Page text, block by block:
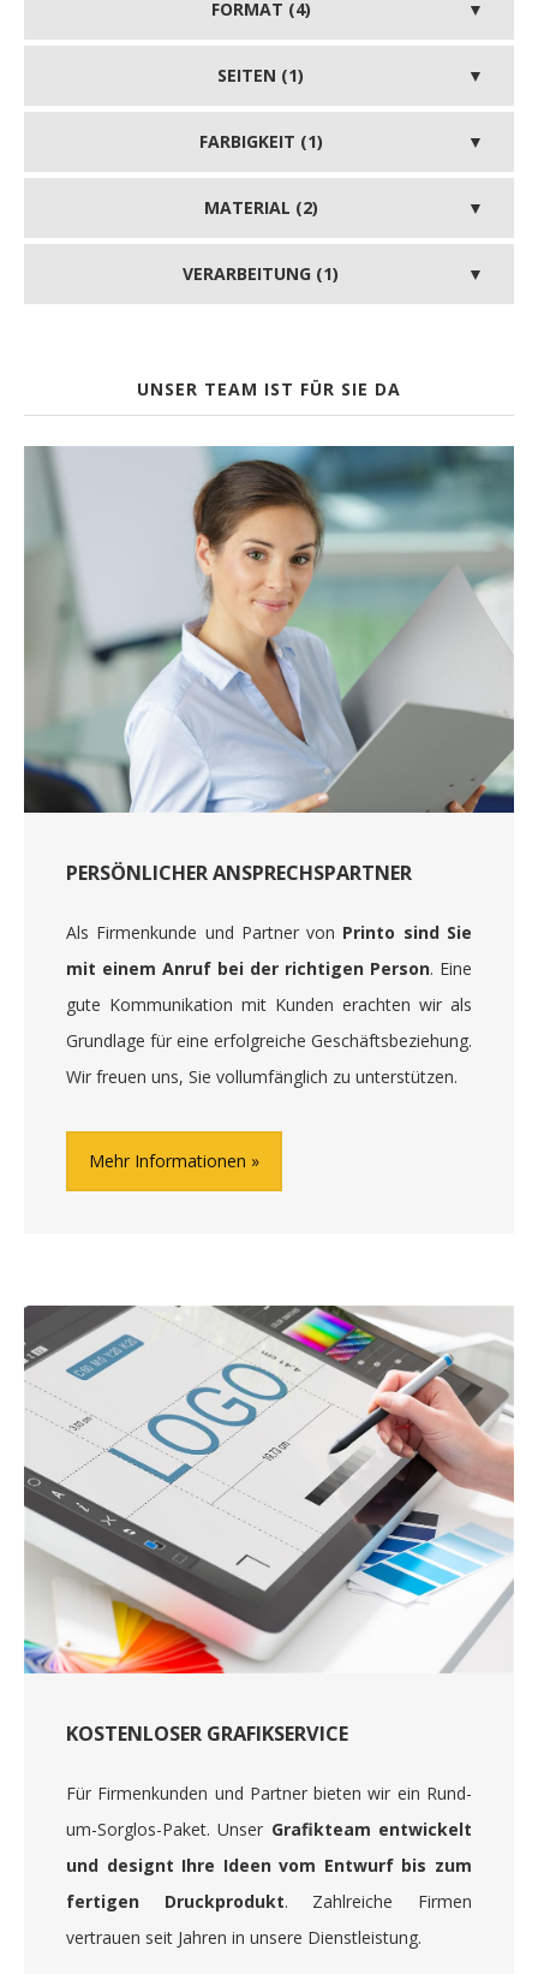
FORMAT (4)
SEITEN (1)
FARBIGKEIT (1)
MATERIAL (2)
VERARBEITUNG (1)
UNSER TEAM IST FÜR SIE DA
PERSÖNLICHER ANSPRECHSPARTNER
Als Firmenkunde und Partner von Printo sind Sie
mit einem Anruf bei der richtigen Person. Eine
gute Kommunikation mit Kunden erachten wir als
Grundlage für eine erfolgreiche Geschäftsbeziehung.
Wir freuen uns, Sie vollumfänglich zu unterstützen.
Mehr Informationen
KOSTENLOSER GRAFIKSERVICE
Für Firmenkunden und Partner bieten wir ein Rund-
um-Sorglos-Paket. Unser Grafikteam entwickelt
und designt Ihre Ideen vom Entwurf bis zum
fertigen Druckprodukt. Zahlreiche Firmen
vertrauen seit Jahren in unsere Dienstleistung.